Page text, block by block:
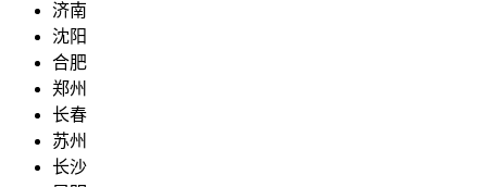
济南
沈阳
合肥
郑州
长春
苏州
长沙